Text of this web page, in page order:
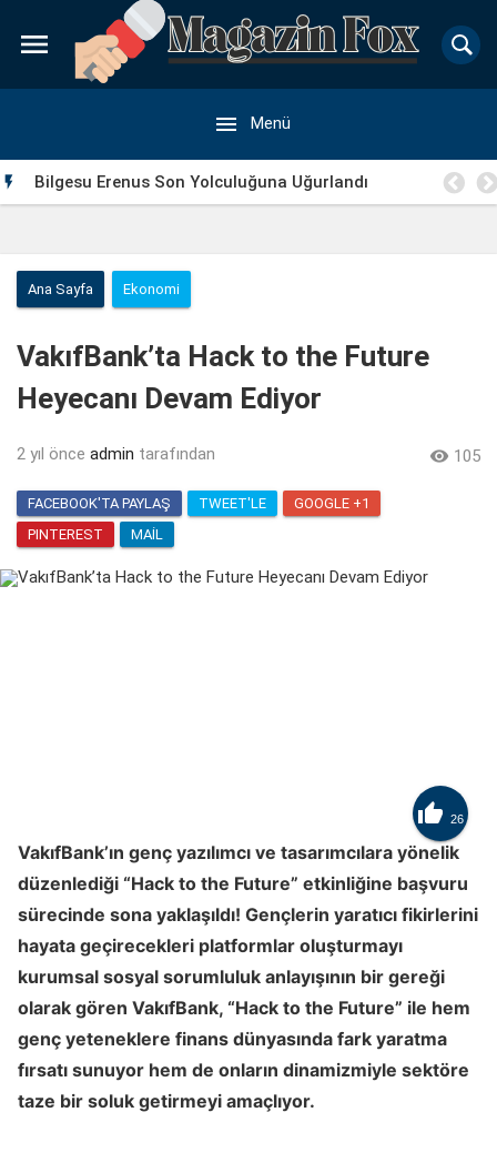

 Menü
 Bilgesu Erenus Son Yolculuğuna Uğurlandı
Ana Sayfa Ekonomi
VakıfBank’ta Hack to the Future
Heyecanı Devam Ediyor
2 yıl önce admin tarafından  105
FACEBOOK'TA PAYLAŞ TWEET'LE
GOOGLE +1
PINTEREST
MAIL
 26
VakıfBank’ın genç yazılımcı ve tasarımcılara yönelik
düzenlediği “Hack to the Future” etkinliğine başvuru
sürecinde sona yaklaşıldı! Gençlerin yaratıcı fikirlerini
hayata geçirecekleri platformlar oluşturmayı
kurumsal sosyal sorumluluk anlayışının bir gereği
olarak gören VakıfBank, “Hack to the Future” ile hem
genç yeteneklere finans dünyasında fark yaratma
fırsatı sunuyor hem de onların dinamizmiyle sektöre
taze bir soluk getirmeyi amaçlıyor.